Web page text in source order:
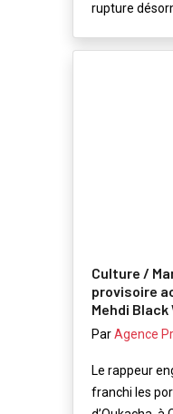
rupture
Culture /
provisoire
Mehdi Black
ParAgence
Le rappeur
franchi les